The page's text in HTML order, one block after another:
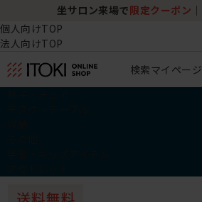
坐サロン来場で 限定クーポン
個人向けTOP
法人向けTOP
検索マイページ